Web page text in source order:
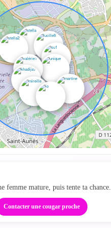
femme mature, puis tente ta chance.
Contacter une cougar proche